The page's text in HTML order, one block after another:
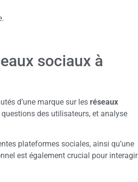
sociaux à
d’une marque sur les réseaux
des utilisateurs, et analyse
plateformes sociales, ainsi qu’une
est également crucial pour interagir